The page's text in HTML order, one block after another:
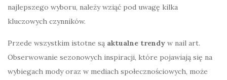
najlepszego wyboru, należy wziąć pod uwagę kilka
kluczowych czynników.
Przede wszystkim istotne są aktualne trendy w nail art.
Obserwowanie sezonowych inspiracji, które pojawiają się na
wybiegach mody oraz w mediach społecznościowych, może